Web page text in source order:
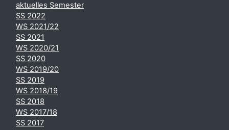
aktuelles Semester
SS 2022
WS 2021/22
SS 2021
WS 2020/21
SS 2020
WS 2019/20
SS 2019
WS 2018/19
SS 2018
WS 2017/18
SS 2017